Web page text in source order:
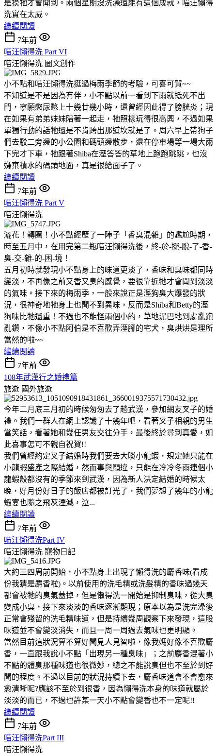
是摸牠才會聞到。兩個星期沒洗澡還能有這個成就，喵汪懶得
洗實在太威。
繼續閱讀
7年前
喵汪懶得洗 Part VI
喵汪懶得洗 圖文創作
小不點和喵汪懶得洗挺過梅雨季節的考驗，可喜可賀~~
不知道是不是因為有伴，小不點以前一看到下雨就抵死不出
門，寧願憋尿憋上十幾廿幾小時，還曾經因此得了膀胱炎；現
在如果有弟弟妹妹陪著一起走，牠照樣玩得很高興，不過如果
單獨行動的話牠還是不肯跨出那道坎就是了。周六早上帶狗子
們去駁二旁邊的小公園和碼頭邊散步，還在停車場等一場大雨
下完才下車，牠跟著Shiba在溼答答的草地上跑跑跳跳，也沒
嫌棄積水的碼頭地面，真是很給面子了。
繼續閱讀
7年前
喵汪懶得洗 Part V
喵汪懶得洗
灑花！轉圈！小不點經歷了一陣子「香臭混雜」的尷尬時期，
時至五月中，在用完第二瓶喵汪懶得洗後，終-於-擺-脫-了-香-
臭-交-雜-的-困-境！
五月初時就發現小不點身上的味道更淡了，香味和臭味都同時
變淡，不再像之前又香又臭的感覺，要很靠近牠才會聞到淡淡
的氣味。接下來的梅雨季，一般來說正是溼狗臭大爆發的狀
況，很神奇地牠身上也聞不到異味，反而是Shiba和Betty的溼
狗味比牠還重！不過也不能怪兩個小的，草地泥巴地到處亂跑
亂鑽，不像小不點阿伯是不喜歡弄溼腳的宅犬，臭烘烘是理所
當然的啦~~
繼續閱讀
7年前
108年武漢行之婚禮篇
旅遊 國外旅遊
今年二月底三月初的時候匆匆去了趟武漢，參加網友叉子的婚
禮。我們一群人在網上認識了十幾年吧，看著叉子相親的男生
當笑話，看著她和幾任男友交往分手，最後終於尋到真愛，如
此喜事怎可不親自祝賀!!
我們曾經約定叉子結婚時我們要去大啖小龍蝦，規定她只能在
小龍蝦盛產之際結婚，然而事與願違，只能在冷冷冬雨連個小
龍蝦殼都沒有的季節來到武漢，因為新人決定結婚的時候太
晚，好月份好日子的飯店都被訂光了，我們夢想了幾年的小龍
蝦宴也隨之飛灰湮滅，泣...
繼續閱讀
7年前
喵汪懶得洗Part IV
喵汪懶得洗 寵物日記
大約三四周前開始，小不點身上出現了懶得洗的麝香味(看成
份我猜是麝香啦)。以前使用的洗毛精或洗髮精的香味過幾天
都會被牠的臭氣蓋掉，但是懶得洗一開始是抑制臭味，從大臭
變成小臭，接下來淡淡的香味逐漸顯現；原本以為是洗完澡後
正常會殘留的洗毛精味道，但是持續幾周觀察下來發現，這股
味道並不會變淡消失，而且一周一周過去氣味也更明顯。
當然目前這狀況算不算好聞見人見智啦，像我媽好像不喜歡麝
香，一直跟我說小不點「出現另一種臭味」；之前麝香混著小
不點的體臭那種味道也很微妙，總之不能說臭但也不至於到好
聞的程度。不過以目前的狀況持續下去，麝香味道會不會愈來
愈清晰呢?應該不至於到很香，因為懶得洗本身的味道就屬於
淡淡的而已，不過也許某一天小不點會變香也不一定呢!!
繼續閱讀
7年前
喵汪懶得洗Part III
喵汪懶得洗